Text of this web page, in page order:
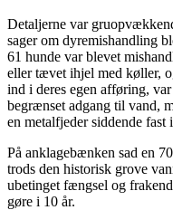
Detaljerne var
sager om dyremishandling
61 hunde var blevet
eller tævet ihjel med køller,
ind i deres egen afføring,
begrænset adgang til vand,
en metalfjeder siddende fast
På anklagebænken sad en
trods den historisk grove
ubetinget fængsel og
gøre i 10 år.